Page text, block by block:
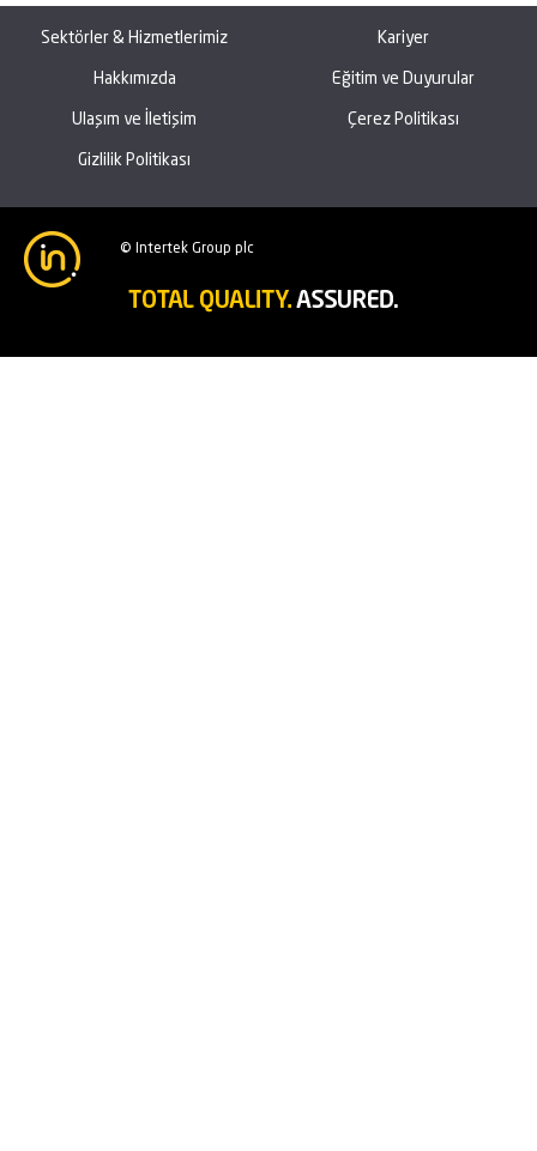
Sektörler & Hizmetlerimiz
Hakkımızda
Kariyer
Eğitim ve Duyurular
Ulaşım ve İletişim
Gizlilik Politikası
Çerez Politikası
© Intertek Group plc